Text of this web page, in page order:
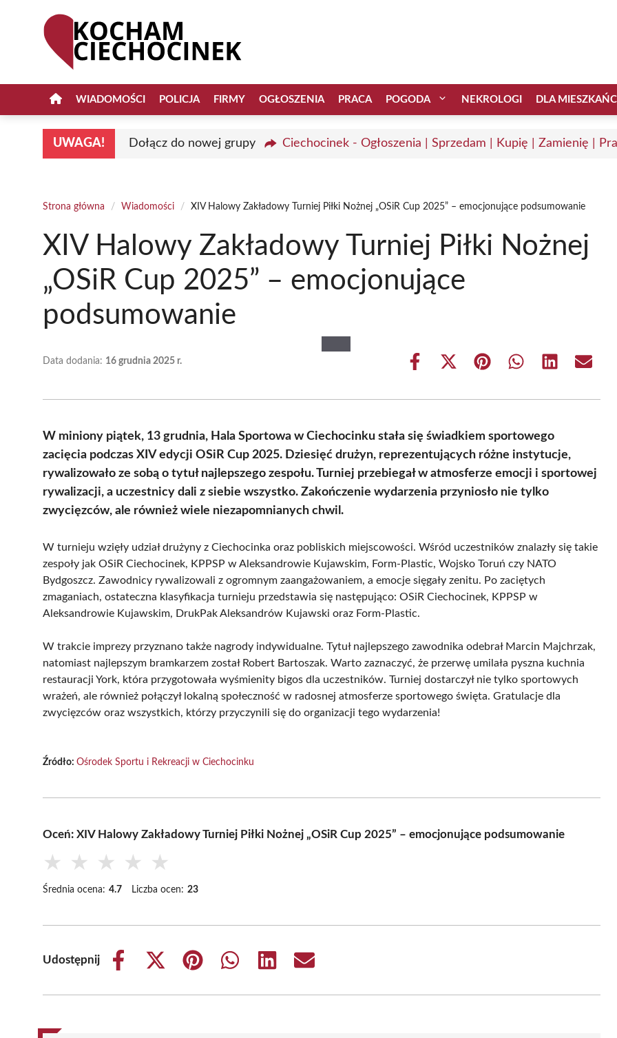
WIADOMOŚCI POLICJA FIRMY OGŁOSZENIA PRACA POGODA NEKROLOGI DLA
UWAGA! Dołącz do nowej grupy Ciechocinek - Ogłoszenia | Sprzedam | Kupię | Zamienię |
Strona główna / Wiadomości / XIV Halowy Zakładowy Turniej Piłki Nożnej „OSiR Cup 2025” – emocjonujące podsumowanie
XIV Halowy Zakładowy Turniej Piłki Nożnej
„OSiR Cup 2025” – emocjonujące
podsumowanie
Data dodania: 16 grudnia 2025 r.
Share
Share
(Twitter)
Share Share Share Share
W miniony piątek, 13 grudnia, Hala Sportowa w Ciechocinku stała się świadkiem sportowego
zacięcia podczas XIV edycji OSiR Cup 2025. Dziesięć drużyn, reprezentujących różne instytucje,
rywalizowało ze sobą o tytuł najlepszego zespołu. Turniej przebiegał w atmosferze emocji i sportowej
rywalizacji, a uczestnicy dali z siebie wszystko. Zakończenie wydarzenia przyniosło nie tylko
zwycięzców, ale również wiele niezapomnianych chwil.
W turnieju wzięły udział drużyny z Ciechocinka oraz pobliskich miejscowości. Wśród uczestników znalazły się takie
zespoły jak OSiR Ciechocinek, KPPSP w Aleksandrowie Kujawskim, Form-Plastic, Wojsko Toruń czy NATO
Bydgoszcz. Zawodnicy rywalizowali z ogromnym zaangażowaniem, a emocje sięgały zenitu. Po zaciętych
zmaganiach, ostateczna klasyfikacja turnieju przedstawia się następująco: OSiR Ciechocinek, KPPSP w
Aleksandrowie Kujawskim, DrukPak Aleksandrów Kujawski oraz Form-Plastic.
W trakcie imprezy przyznano także nagrody indywidualne. Tytuł najlepszego zawodnika odebrał Marcin Majchrzak,
natomiast najlepszym bramkarzem został Robert Bartoszak. Warto zaznaczyć, że przerwę umilała pyszna kuchnia
restauracji York, która przygotowała wyśmienity bigos dla uczestników. Turniej dostarczył nie tylko sportowych
wrażeń, ale również połączył lokalną społeczność w radosnej atmosferze sportowego święta. Gratulacje dla
zwycięzców oraz wszystkich, którzy przyczynili się do organizacji tego wydarzenia!
Źródło: Ośrodek Sportu i Rekreacji w Ciechocinku
Oceń: XIV Halowy Zakładowy Turniej Piłki Nożnej „OSiR Cup 2025” – emocjonujące podsumowanie
★ ★ ★ ★ ★
Średnia ocena: 4.7 Liczba ocen: 23
Udostępnij
Share
Share
(Twitter)
Share
Share
Share
Share